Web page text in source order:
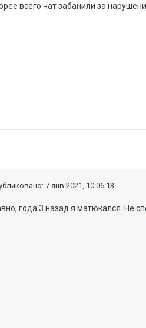
всего чат забанили за
7 янв 2021, 10:06:13
года 3 назад я матюкался. Не